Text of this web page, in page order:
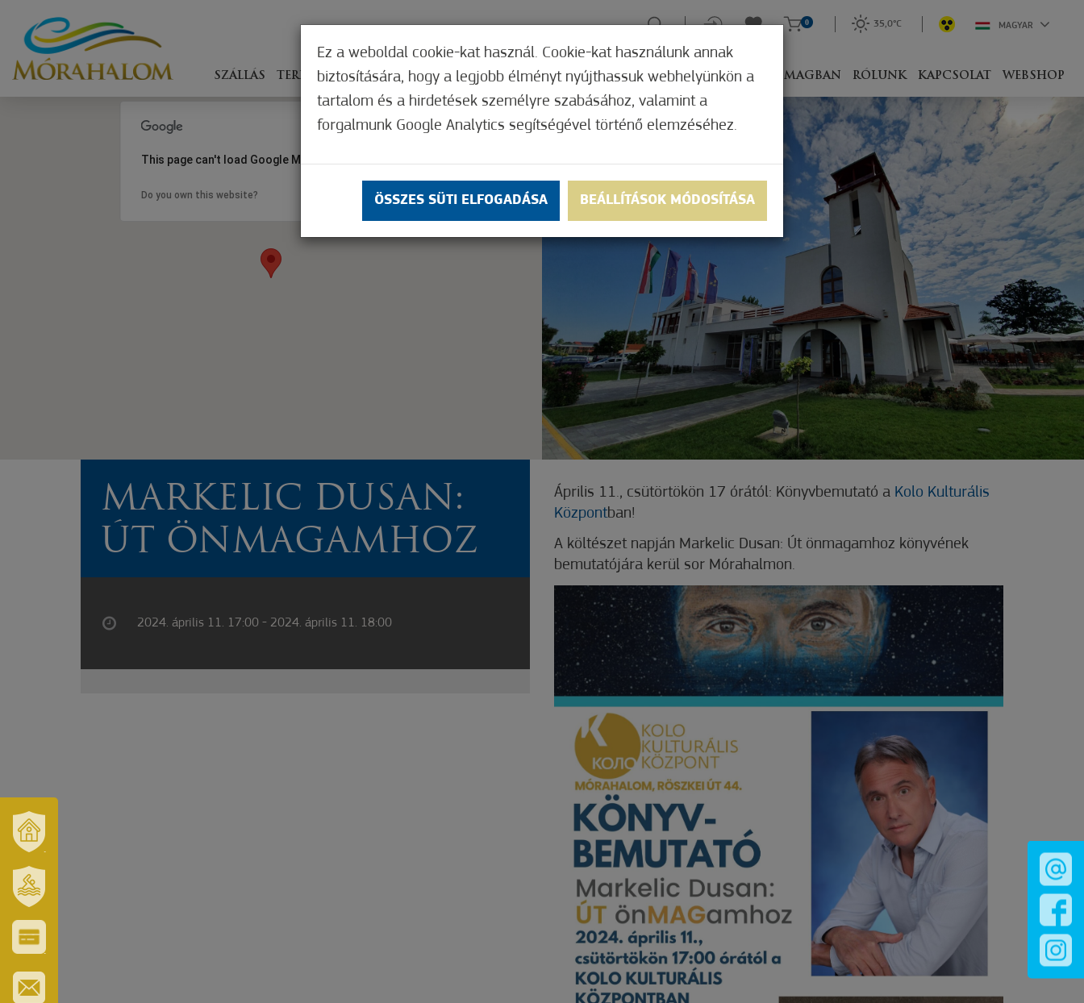
ÉS
TÉRSÉGÜNK
ERZSÉBET
GYÓGYFÜRDŐ
ÉS
TURISZTIKAI
KÁRTYA
SZÁLLÁS TERÍTÉKEN ÉLMÉNYSZERZÉS ZÖLD FÓKUSZ GYÓGYHELY MERRE, MIVEL CSOMAGBAN RÓLUNK KAPCSOLAT WEBSHOP
0 35,0°C MAGYAR
This page can't load Google Maps correctly.
Do you own this website? OK
MARKELIC DUSAN:
ÚT ÖNMAGAMHOZ
2024. április 11. 17:00 - 2024. április 11. 18:00
Április 11., csütörtökön 17 órától: Könyvbemutató a Kolo Kulturális
Központban!
A költészet napján Markelic Dusan: Út önmagamhoz könyvének
bemutatójára kerül sor Mórahalmon.
Ez a weboldal cookie-kat használ. Cookie-kat használunk annak
biztosítására, hogy a legjobb élményt nyújthassuk webhelyünkön a
tartalom és a hirdetések személyre szabásához, valamint a
forgalmunk Google Analytics segítségével történő elemzéséhez.
ÖSSZES SÜTI ELFOGADÁSA BEÁLLÍTÁSOK MÓDOSÍTÁSA